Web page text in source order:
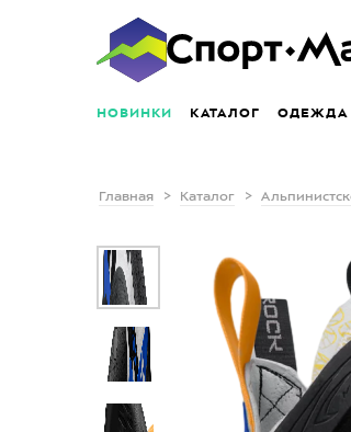
НОВИНКИ КАТАЛОГ ОДЕЖДА
Главная Каталог